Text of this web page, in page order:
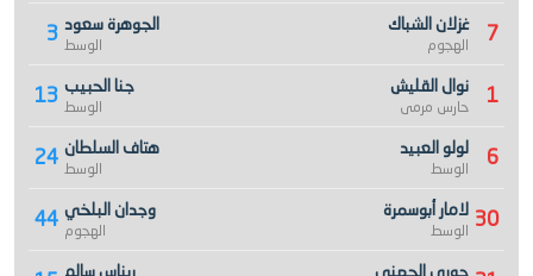
3 الجوهرة سعود
الوسط
13 جنا الحبيب
الوسط
24 هتاف السلطان
الوسط
44 وجدان البلخي
الهجوم
7 غزلان الشباك
الهجوم
1 نوال القليش
حارس مرمى
6 لولو العبيد
الوسط
30 لامار أبوسمرة
الوسط